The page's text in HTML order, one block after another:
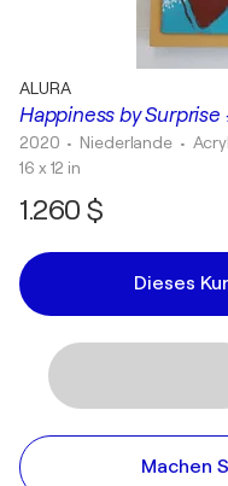
Happiness by Surprise
ALURA
2020 • Niederlande •
16 x 12 in
1.260 $
Dieses
Machen